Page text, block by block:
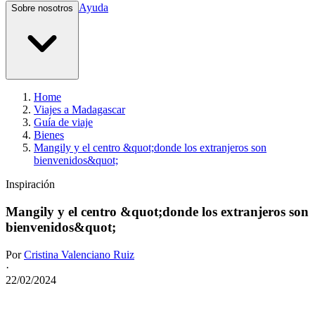
Sobre nosotros Ayuda
Home
Viajes a Madagascar
Guía de viaje
Bienes
Mangily y el centro &quot;donde los extranjeros son
bienvenidos&quot;
Inspiración
Mangily y el centro &quot;donde los extranjeros son
bienvenidos&quot;
PorCristina Valenciano Ruiz
·
22/02/2024